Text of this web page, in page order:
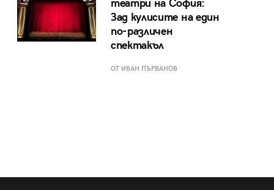
театри на София:
Зад кулисите на един
по-различен
спектакъл
ОТ ИВАН ПЪРВАНОВ